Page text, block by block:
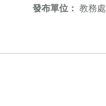
發布單位： 教務處